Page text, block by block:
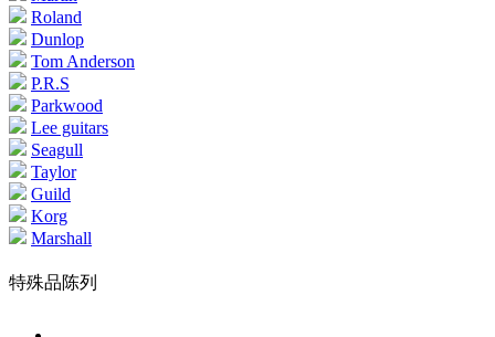
Roland
Dunlop
Tom Anderson
P.R.S
Parkwood
Lee guitars
Seagull
Taylor
Guild
Korg
Marshall
特殊品陈列